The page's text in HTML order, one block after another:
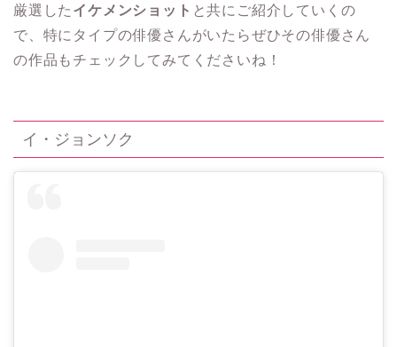
厳選した イケメンショット と共にご紹介していくの
で、特にタイプの俳優さんがいたらぜひその俳優さん
の作品もチェックしてみてくださいね！
イ・ジョンソク